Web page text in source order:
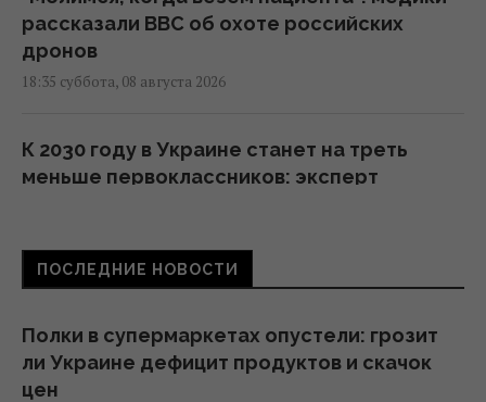
рассказали BBC об охоте российских
дронов
18:35 суббота, 08 августа 2026
К 2030 году в Украине станет на треть
меньше первоклассников: эксперт
энергетике Киева до 24 августа, -
мониторы
16:43 суббота, 08 августа 2026
ПОСЛЕДНИЕ НОВОСТИ
Полки в супермаркетах опустели: грозит
ли Украине дефицит продуктов и скачок
цен